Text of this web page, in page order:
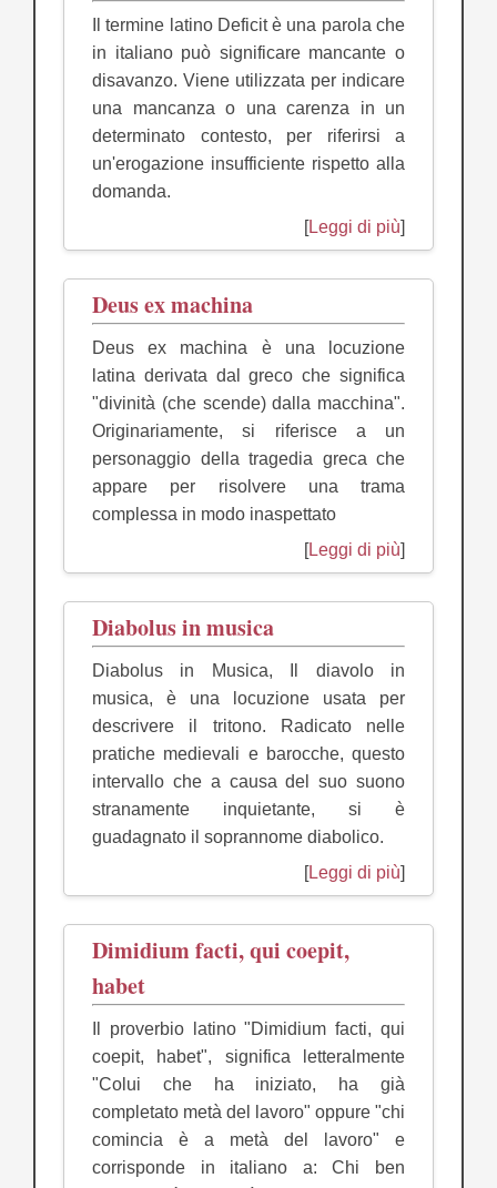
Il termine latino Deficit è una parola che
in italiano può significare mancante o
disavanzo. Viene utilizzata per indicare
una mancanza o una carenza in un
determinato contesto, per riferirsi a
un'erogazione insufficiente rispetto alla
domanda.
[Leggi di più]
Deus ex machina
Deus ex machina è una locuzione
latina derivata dal greco che significa
"divinità (che scende) dalla macchina".
Originariamente, si riferisce a un
personaggio della tragedia greca che
appare per risolvere una trama
complessa in modo inaspettato
[Leggi di più]
Diabolus in musica
Diabolus in Musica, Il diavolo in
musica, è una locuzione usata per
descrivere il tritono. Radicato nelle
pratiche medievali e barocche, questo
intervallo che a causa del suo suono
stranamente inquietante, si è
guadagnato il soprannome diabolico.
[Leggi di più]
Dimidium facti, qui coepit,
habet
Il proverbio latino "Dimidium facti, qui
coepit, habet", significa letteralmente
"Colui che ha iniziato, ha già
completato metà del lavoro" oppure "chi
comincia è a metà del lavoro" e
corrisponde in italiano a: Chi ben